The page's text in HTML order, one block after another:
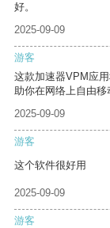
好。
2025-09-09
游客
这款加速器VPM应
助你在网络上自由移
2025-09-09
游客
这个软件很好用
2025-09-09
游客